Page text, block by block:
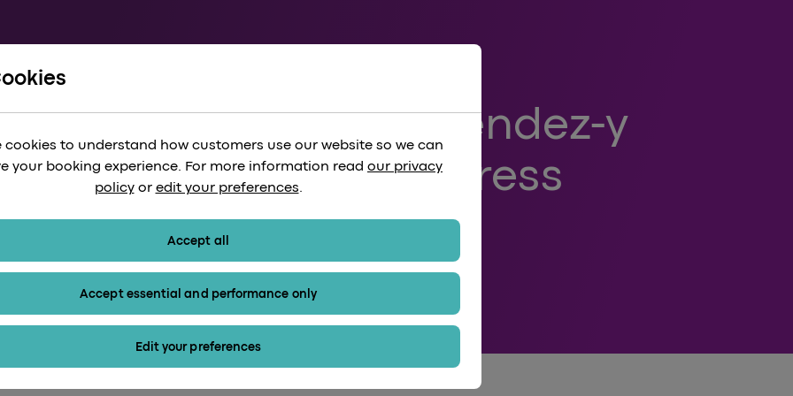
pour Heathrow et rendez-y
avec Heathrow Express
cookies to understand how customers use our website so we can
your booking experience. For more information read our privacy
policyor edit your preferences.
Accept all
Accept essential and performance only
Edit your preferences